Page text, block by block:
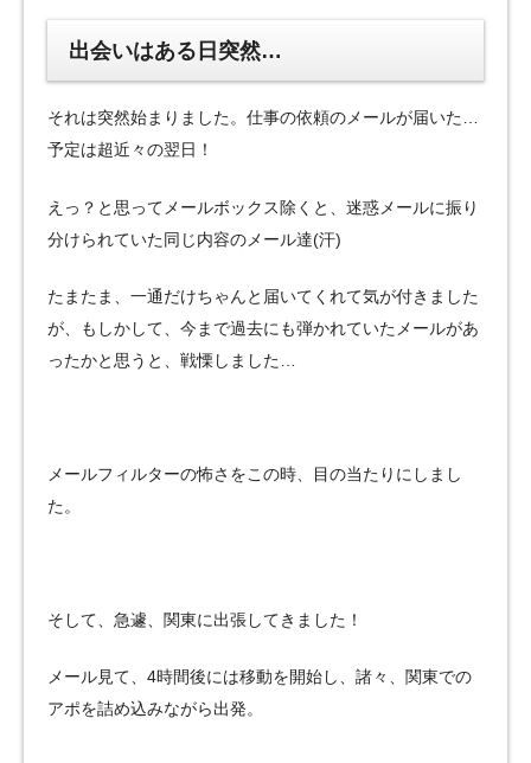
出会いはある日突然…
それは突然始まりました。仕事の依頼のメールが届いた…
予定は超近々の翌日！
えっ？と思ってメールボックス除くと、迷惑メールに振り
分けられていた同じ内容のメール達(汗)
たまたま、一通だけちゃんと届いてくれて気が付きました
が、もしかして、今まで過去にも弾かれていたメールがあ
ったかと思うと、戦慄しました…
メールフィルターの怖さをこの時、目の当たりにしまし
た。
そして、急遽、関東に出張してきました！
メール見て、4時間後には移動を開始し、諸々、関東での
アポを詰め込みながら出発。